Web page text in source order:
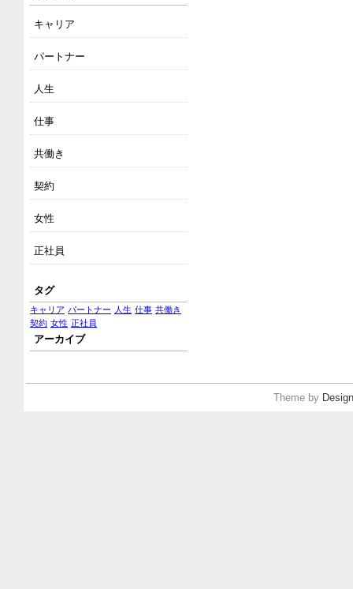
キャリア
パートナー
人生
仕事
共働き
契約
女性
正社員
タグ
キャリア パートナー 人生 仕事 共働き
契約 女性 正社員
アーカイブ
Theme by